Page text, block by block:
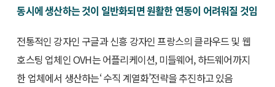
동시에 생산하는 것이 일반화되면 원활한 연동이 어려워질 것임
전통적인 강자인 구글과 신흥 강자인 프랑스의 클라우드 및 웹
호스팅 업체인 OVH는 어플리케이션, 미들웨어, 하드웨어까지
한 업체에서 생산하는‘ 수직 계열화’전략을 추진하고 있음